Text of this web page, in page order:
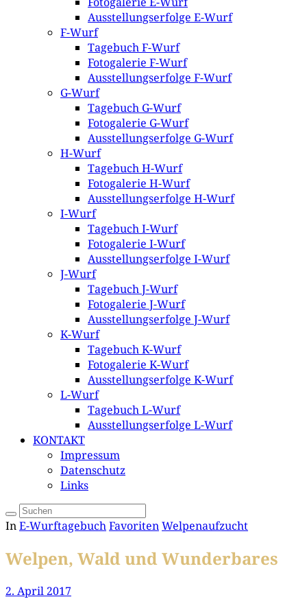
Ausstellungserfolge E-Wurf
F-Wurf
Tagebuch F-Wurf
Fotogalerie F-Wurf
Ausstellungserfolge F-Wurf
G-Wurf
Tagebuch G-Wurf
Fotogalerie G-Wurf
Ausstellungserfolge G-Wurf
H-Wurf
Tagebuch H-Wurf
Fotogalerie H-Wurf
Ausstellungserfolge H-Wurf
I-Wurf
Tagebuch I-Wurf
Fotogalerie I-Wurf
Ausstellungserfolge I-Wurf
J-Wurf
Tagebuch J-Wurf
Fotogalerie J-Wurf
Ausstellungserfolge J-Wurf
K-Wurf
Tagebuch K-Wurf
Fotogalerie K-Wurf
Ausstellungserfolge K-Wurf
L-Wurf
Tagebuch L-Wurf
Ausstellungserfolge L-Wurf
KONTAKT
Impressum
Datenschutz
Links
InE-WurftagebuchFavoritenWelpenaufzucht
Welpen, Wald und Wunderbares
2. April 2017